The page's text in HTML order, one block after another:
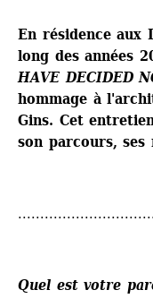
En résidence aux
long des années
HAVE DECIDED
hommage à
Gins. Cet
son parcours, ses
Quel est votre